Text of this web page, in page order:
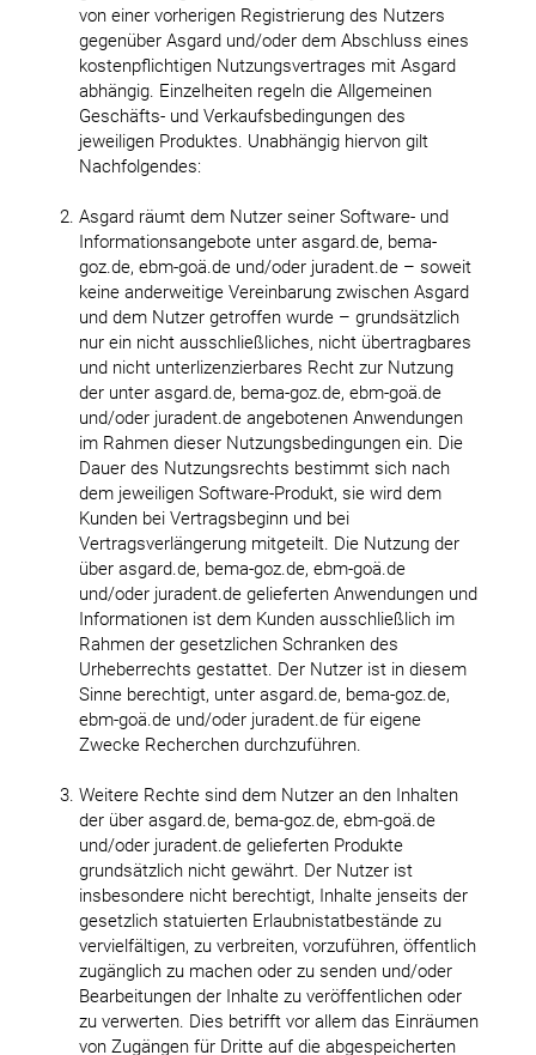
von einer vorherigen Registrierung des Nutzers
gegenüber Asgard und/oder dem Abschluss eines
kostenpflichtigen Nutzungsvertrages mit Asgard
abhängig. Einzelheiten regeln die Allgemeinen
Geschäfts- und Verkaufsbedingungen des
jeweiligen Produktes. Unabhängig hiervon gilt
Nachfolgendes:
Asgard räumt dem Nutzer seiner Software- und
Informationsangebote unter asgard.de, bema-
goz.de, ebm-goä.de und/oder juradent.de – soweit
keine anderweitige Vereinbarung zwischen Asgard
und dem Nutzer getroffen wurde – grundsätzlich
nur ein nicht ausschließliches, nicht übertragbares
und nicht unterlizenzierbares Recht zur Nutzung
der unter asgard.de, bema-goz.de, ebm-goä.de
und/oder juradent.de angebotenen Anwendungen
im Rahmen dieser Nutzungsbedingungen ein. Die
Dauer des Nutzungsrechts bestimmt sich nach
dem jeweiligen Software-Produkt, sie wird dem
Kunden bei Vertragsbeginn und bei
Vertragsverlängerung mitgeteilt. Die Nutzung der
über asgard.de, bema-goz.de, ebm-goä.de
und/oder juradent.de gelieferten Anwendungen und
Informationen ist dem Kunden ausschließlich im
Rahmen der gesetzlichen Schranken des
Urheberrechts gestattet. Der Nutzer ist in diesem
Sinne berechtigt, unter asgard.de, bema-goz.de,
ebm-goä.de und/oder juradent.de für eigene
Zwecke Recherchen durchzuführen.
Weitere Rechte sind dem Nutzer an den Inhalten
der über asgard.de, bema-goz.de, ebm-goä.de
und/oder juradent.de gelieferten Produkte
grundsätzlich nicht gewährt. Der Nutzer ist
insbesondere nicht berechtigt, Inhalte jenseits der
gesetzlich statuierten Erlaubnistatbestände zu
vervielfältigen, zu verbreiten, vorzuführen, öffentlich
zugänglich zu machen oder zu senden und/oder
Bearbeitungen der Inhalte zu veröffentlichen oder
zu verwerten. Dies betrifft vor allem das Einräumen
von Zugängen für Dritte auf die abgespeicherten